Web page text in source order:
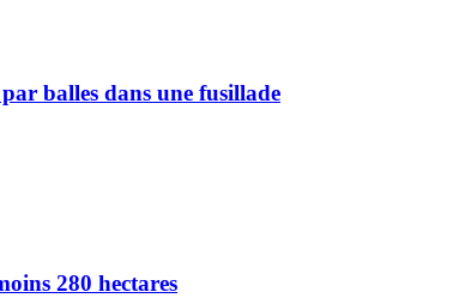
par balles dans une fusillade
280 hectares